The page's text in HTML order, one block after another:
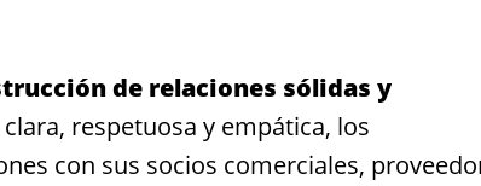
de relaciones sólidas y
respetuosa y empática, los
con sus socios comerciales,